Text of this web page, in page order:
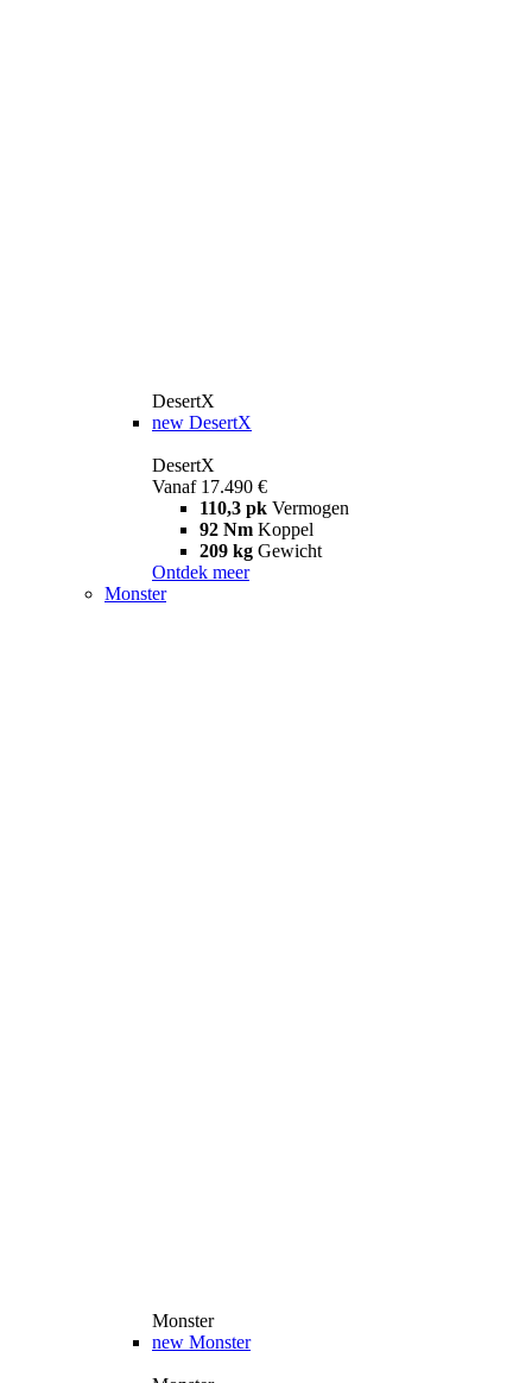
DesertX
new DesertX
DesertX
Vanaf 17.490 €
110,3 pk Vermogen
92 Nm Koppel
209 kg Gewicht
Ontdek meer
Monster
Monster
new Monster